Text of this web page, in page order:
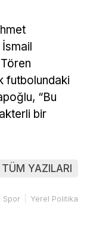
futbolundaki
“Bu
bir
TÜM YAZILARI
Spor Yerel Politika